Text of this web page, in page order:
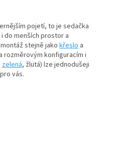
pojetí, to je sedačka
do menších prostor a
stejně jakokřeslo a
rozměrovým konfiguracím i
zelená, žlutá) lze jednodušeji
vás.